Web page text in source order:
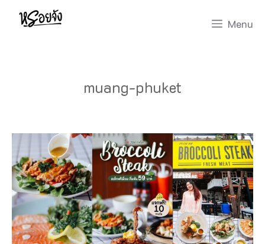
Skip
Menu
muang-phuket